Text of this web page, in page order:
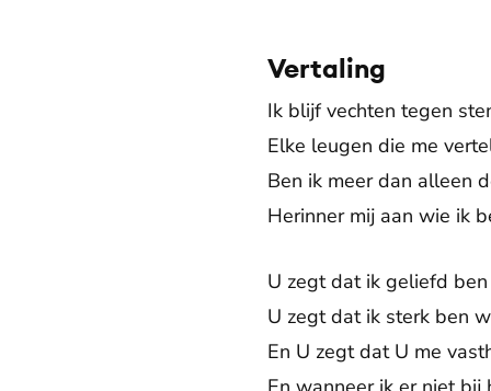
Vertaling
Ik blijf vechten tegen
Elke leugen die me
Ben ik meer dan alleen
Herinner mij aan wie ik
U zegt dat ik geliefd
U zegt dat ik sterk ben
En U zegt dat U me